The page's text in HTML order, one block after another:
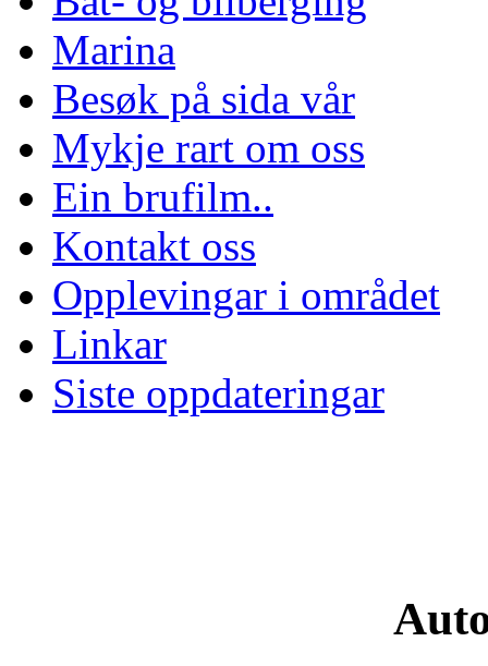
Marina
Besøk på sida vår
Mykje rart om oss
Ein brufilm..
Kontakt oss
Opplevingar i området
Linkar
Siste oppdateringar